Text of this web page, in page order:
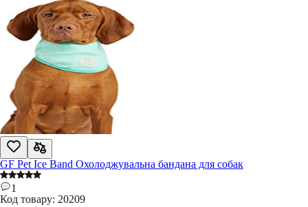
GF Pet Ice Band Охолоджувальна бандана для собак
1
Код товару: 20209